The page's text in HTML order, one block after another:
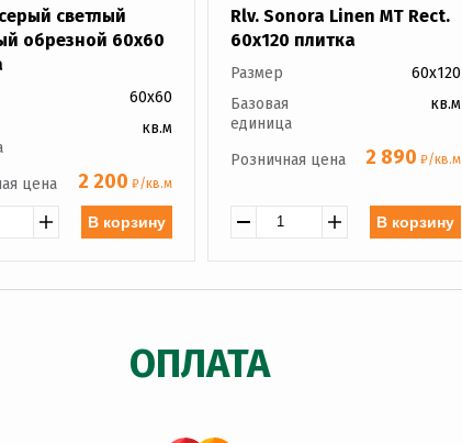
светлый
обрезной 60x60
60x60
кв.м
цена 2 200 ₽/кв.м
В корзину
Rlv. Sonora Linen MT Rect.
60x120 плитка
Размер
60x120
Базовая
единица
кв.м
Розничная цена 2 890 ₽/кв.м
В корзину
ОПЛАТА